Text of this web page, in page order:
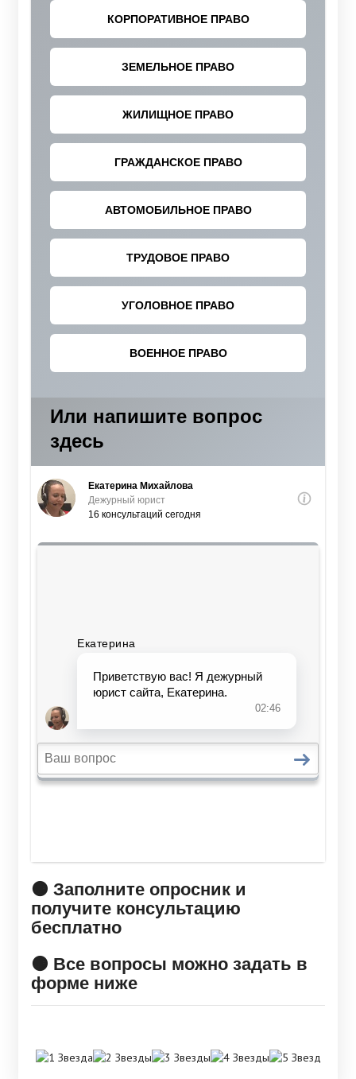
🟠 Заполните опросник и
получите консультацию
бесплатно
🟠 Все вопросы можно задать в
форме ниже